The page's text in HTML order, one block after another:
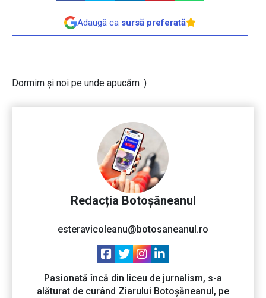
Adaugă ca sursă preferată
Dormim și noi pe unde apucăm :)
Redacția Botoșăneanul
esteravicoleanu@botosaneanul.ro
Pasionată încă din liceu de jurnalism, s-a
alăturat de curând Ziarului Botoșăneanul, pe